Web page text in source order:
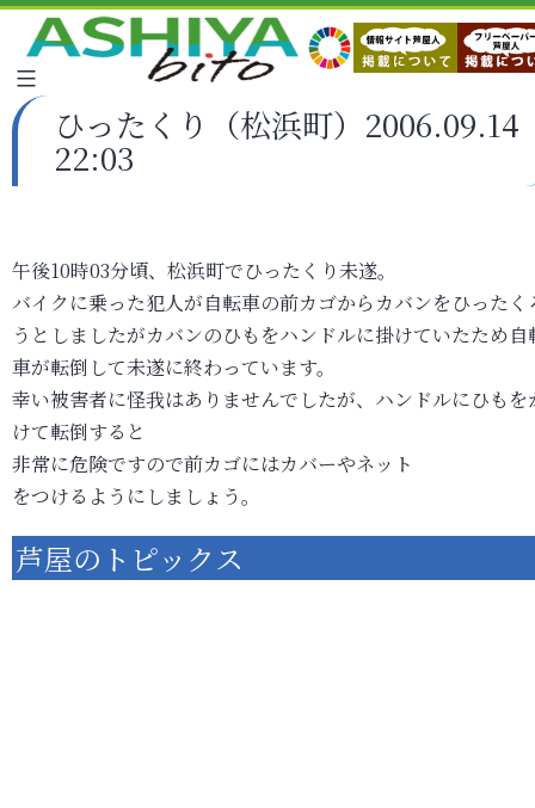
ひったくり（松浜町）2006.09.14
22:03
午後10時03分頃、松浜町でひったくり未遂。
バイクに乗った犯人が自転車の前カゴからカバンをひったく
うとしましたがカバンのひもをハンドルに掛けていたため自
車が転倒して未遂に終わっています。
幸い被害者に怪我はありませんでしたが、ハンドルにひもを
けて転倒すると
非常に危険ですので前カゴにはカバーやネット
をつけるようにしましょう。
芦屋のトピックス